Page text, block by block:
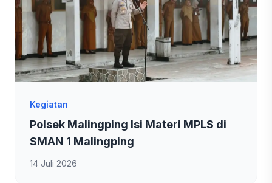
Kegiatan
Polsek Malingping Isi Materi MPLS di
SMAN 1 Malingping
14 Juli 2026